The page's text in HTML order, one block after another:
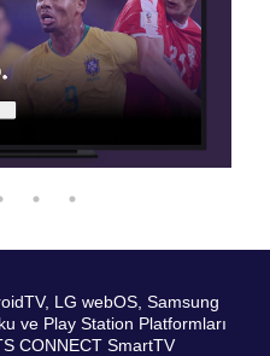
LG webOS, Samsung
ve Play Station Platformları
CONNECT SmartTV